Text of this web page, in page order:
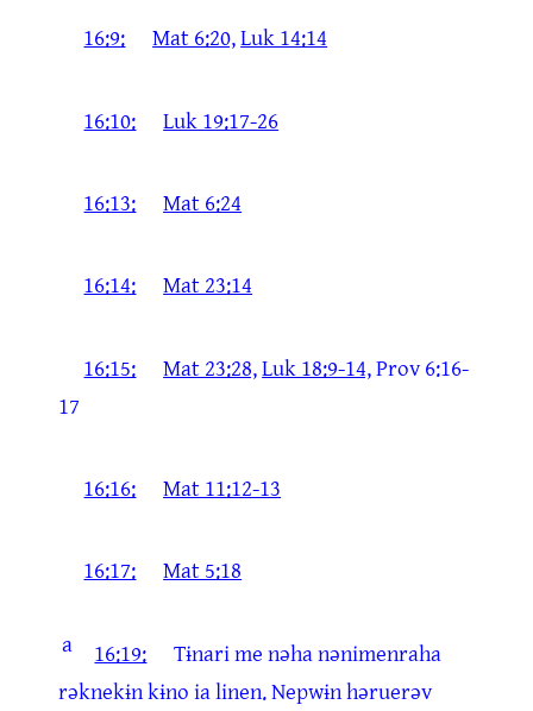
16:9: Mat 6:20,Luk 14:14
16:10: Luk 19:17-26
16:13: Mat 6:24
16:14: Mat 23:14
16:15: Mat 23:28,Luk 18:9-14,Prov 6:16-
17
16:16: Mat 11:12-13
16:17: Mat 5:18
a 16:19:
Tɨnari me nəha nənimenraha
rəknekɨn kɨno ia linen. Nepwɨn həruerəv